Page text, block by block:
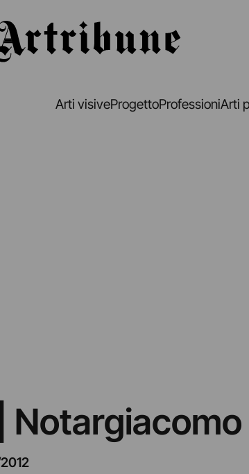
Arti visiveProgettoProfessioniArti
Notargiacomo